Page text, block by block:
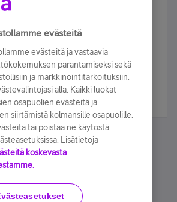
osallistu ja voita!
ja olet mukana arvonnassa.
Accessibility statement
evästeitä
evästeitä ja vastaavia
parantamiseksi sekä
ja markkinointitarkoituksiin.
alla. Kaikki luokat
osapuolien evästeitä ja
siirtämistä kolmansille osapuolille.
tai poistaa ne käytöstä
Lisätietoja
koskevasta